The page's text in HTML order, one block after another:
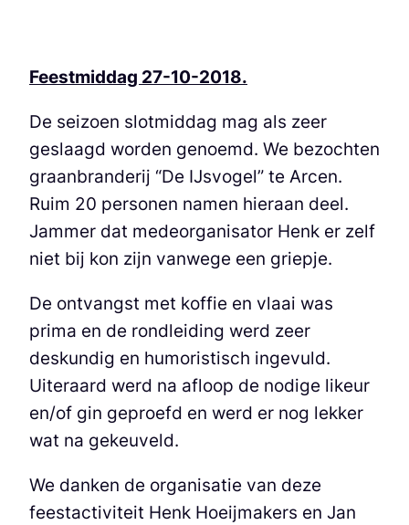
Feestmiddag 27-10-2018.
De seizoen slotmiddag mag als zeer
geslaagd worden genoemd. We bezochten
graanbranderij “De IJsvogel” te Arcen.
Ruim 20 personen namen hieraan deel.
Jammer dat medeorganisator Henk er zelf
niet bij kon zijn vanwege een griepje.
De ontvangst met koffie en vlaai was
prima en de rondleiding werd zeer
deskundig en humoristisch ingevuld.
Uiteraard werd na afloop de nodige likeur
en/of gin geproefd en werd er nog lekker
wat na gekeuveld.
We danken de organisatie van deze
feestactiviteit Henk Hoeijmakers en Jan